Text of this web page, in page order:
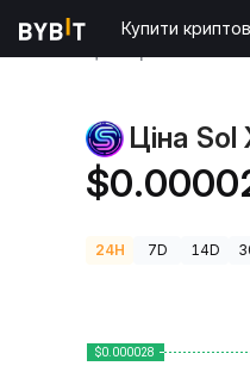
Купити
Ціна Sol
24H 7D 14D